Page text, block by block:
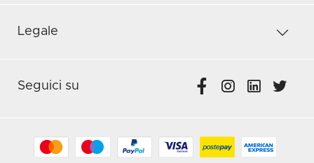
Legale
Seguici su